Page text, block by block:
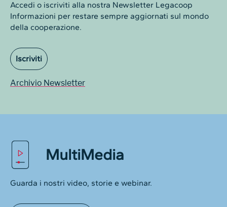
Accedi o iscriviti alla nostra Newsletter Legacoop
Informazioni per restare sempre aggiornati sul mondo
della cooperazione.
Iscriviti
Archivio Newsletter
MultiMedia
Guarda i nostri video, storie e webinar.